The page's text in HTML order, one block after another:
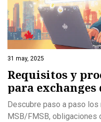
31 may, 2025
Requisitos y
para
en Canadá (2025)
Descubre paso a paso
MSB/FMSB, obligaciones